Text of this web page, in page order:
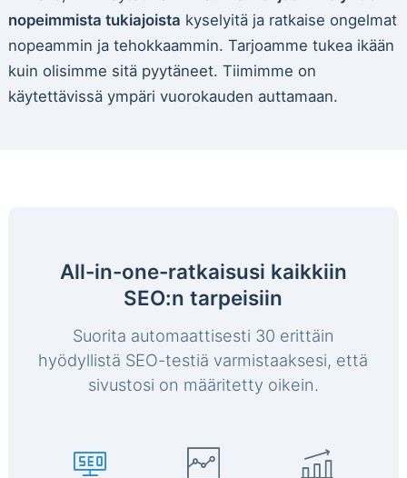
nopeimmista tukiajoista kyselyitä ja ratkaise ongelmat
nopeammin ja tehokkaammin. Tarjoamme tukea ikään
kuin olisimme sitä pyytäneet. Tiimimme on
käytettävissä ympäri vuorokauden auttamaan.
All-in-one-ratkaisusi kaikkiin
SEO:n tarpeisiin
Suorita automaattisesti 30 erittäin
hyödyllistä SEO-testiä varmistaaksesi, että
sivustosi on määritetty oikein.